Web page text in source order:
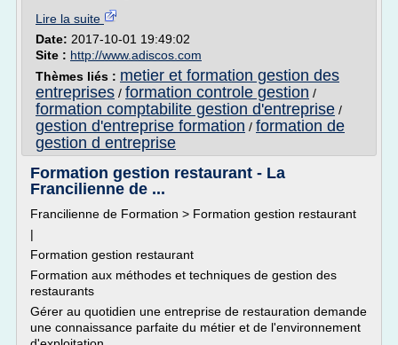
Lire la suite
Date: 2017-10-01 19:49:02
Site : http://www.adiscos.com
Thèmes liés : metier et formation gestion des
entreprises / formation controle gestion /
formation comptabilite gestion d'entreprise /
gestion d'entreprise formation / formation de
gestion d entreprise
Formation gestion restaurant - La
Francilienne de ...
Francilienne de Formation > Formation gestion restaurant
|
Formation gestion restaurant
Formation aux méthodes et techniques de gestion des
restaurants
Gérer au quotidien une entreprise de restauration demande
une connaissance parfaite du métier et de l'environnement